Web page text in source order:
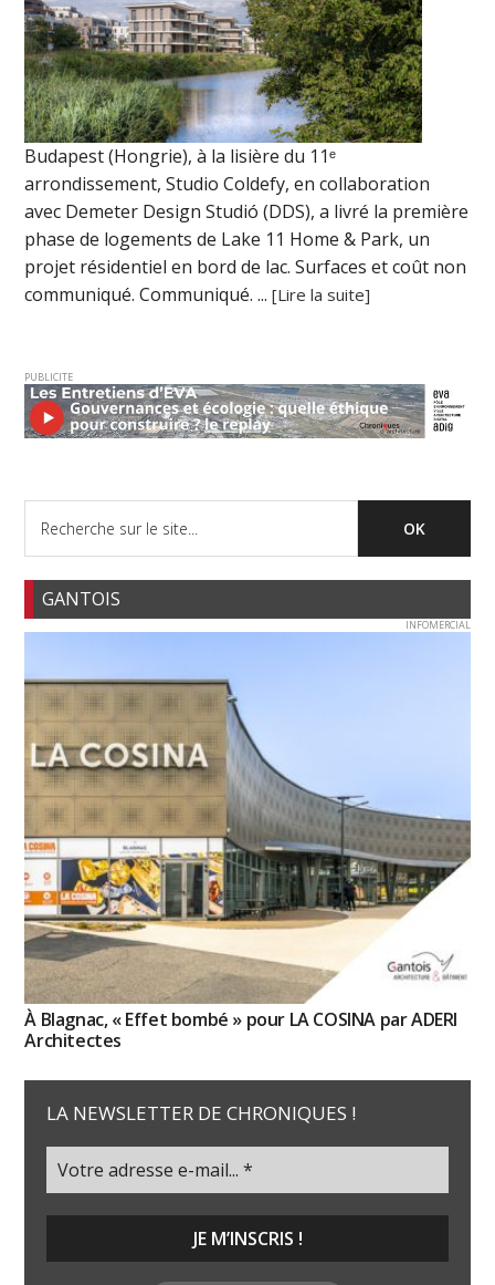
Budapest (Hongrie), à la lisière du 11ᵉ
arrondissement, Studio Coldefy, en collaboration
avec Demeter Design Studió (DDS), a livré la première
phase de logements de Lake 11 Home & Park, un
projet résidentiel en bord de lac. Surfaces et coût non
communiqué. Communiqué. ...[Lire la suite]
PUBLICITE
GANTOIS
INFOMERCIAL
À Blagnac, « Effet bombé » pour LA COSINA par ADERI
Architectes
LA NEWSLETTER DE CHRONIQUES !